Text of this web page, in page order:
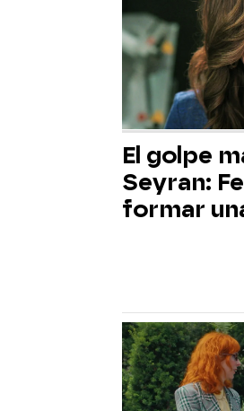
El golpe
Seyran:
formar